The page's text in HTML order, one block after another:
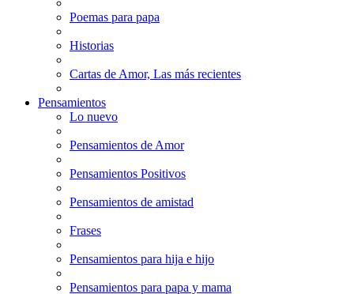
Poemas para papa
Historias
Cartas de Amor, Las más recientes
Pensamientos
Lo nuevo
Pensamientos de Amor
Pensamientos Positivos
Pensamientos de amistad
Frases
Pensamientos para hija e hijo
Pensamientos para papa y mama